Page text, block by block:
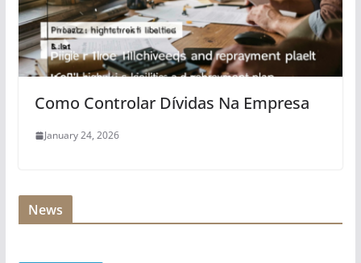
Como Controlar Dívidas Na Empresa
January 24, 2026
News